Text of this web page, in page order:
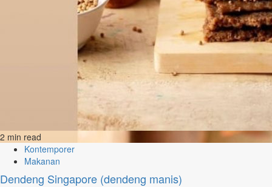
2 min read
Kontemporer
Makanan
Dendeng Singapore (dendeng manis)